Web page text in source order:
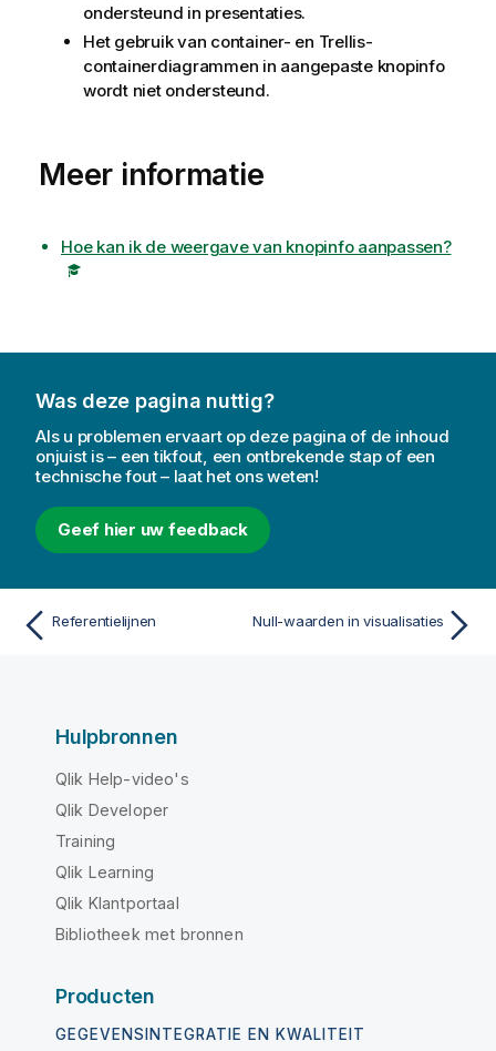
ondersteund in presentaties.
Het gebruik van container- en Trellis-
containerdiagrammen in aangepaste knopinfo
wordt niet ondersteund.
Meer informatie
Hoe kan ik de weergave van knopinfo aanpassen?
Was deze pagina nuttig?
Als u problemen ervaart op deze pagina of de inhoud
onjuist is – een tikfout, een ontbrekende stap of een
technische fout – laat het ons weten!
Geef hier uw feedback
Referentielijnen Null-waarden in visualisaties
Hulpbronnen
Qlik Help-video's
Qlik Developer
Training
Qlik Learning
Qlik Klantportaal
Bibliotheek met bronnen
Producten
GEGEVENSINTEGRATIE EN KWALITEIT